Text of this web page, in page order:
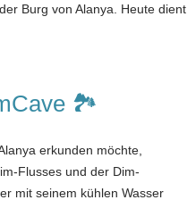
Burg von Alanya. Heute dient
🏞️
erkunden möchte,
Flusses und der Dim-
mit seinem kühlen Wasser